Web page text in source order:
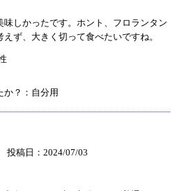
しかったです。ホント、フロランタン
ず、大きく切って食べたいですね。
か？：自分用
投稿日：2024/07/03